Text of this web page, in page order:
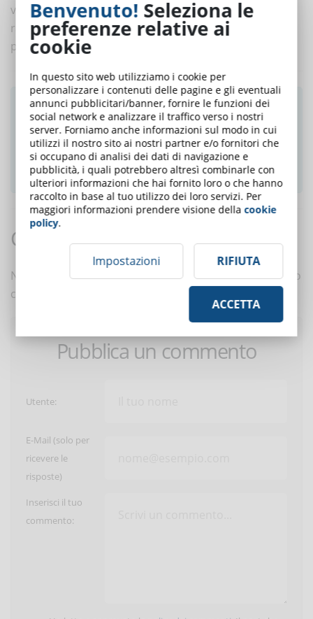
valutare ogni singolo modulo in modo che possa
raccogliere informazioni, problemi o consigli su come
poter migliorare.
Ti è piaciuto questo articolo? Iscriviti alla
newsletter e ricevi le notizie settimanali!
ISCRIVITI ALLA NEWSLETTER
Commenti:
Nessun commento è ancora presente. Scrivi tu il primo
commento a questo articolo!
Pubblica un commento
Utente:
E-Mail (solo per
ricevere le
risposte)
Inserisci il tuo
commento:
Benvenuto! Seleziona le
preferenze relative ai
cookie
In questo sito web utilizziamo i cookie per
personalizzare i contenuti delle pagine e gli eventuali
annunci pubblicitari/banner, fornire le funzioni dei
social network e analizzare il traffico verso i nostri
server. Forniamo anche informazioni sul modo in cui
utilizzi il nostro sito ai nostri partner e/o fornitori che
si occupano di analisi dei dati di navigazione e
pubblicità, i quali potrebbero altresì combinarle con
ulteriori informazioni che hai fornito loro o che hanno
raccolto in base al tuo utilizzo dei loro servizi. Per
maggiori informazioni prendere visione dellacookie
policy.
Impostazioni RIFIUTA
ACCETTA